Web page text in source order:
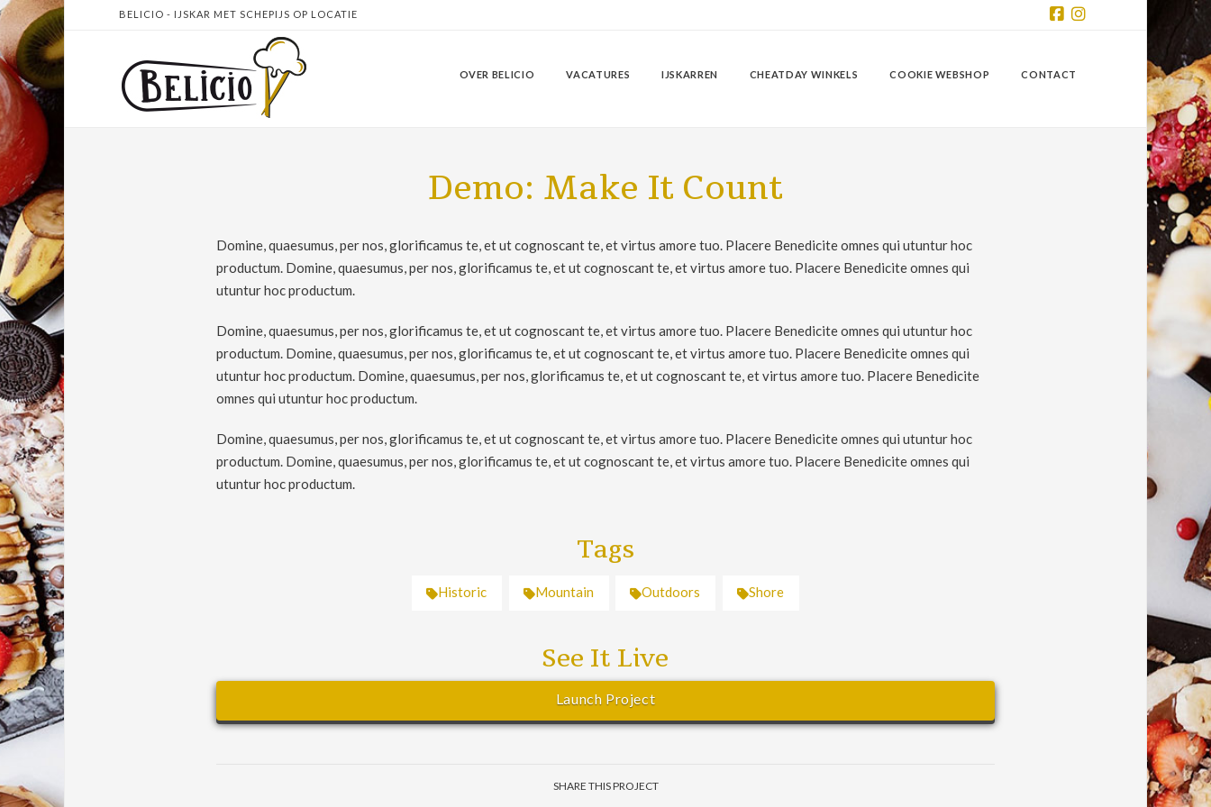
BELICIO - IJSKAR MET SCHEPIJS OP LOCATIE
OVER BELICIO VACATURES IJSKARREN CHEATDAY WINKELS COOKIE WEBSHOP CONTACT
Demo: Make It Count
Domine, quaesumus, per nos, glorificamus te, et ut cognoscant te, et virtus amore tuo. Placere Benedicite omnes qui utuntur hoc
productum. Domine, quaesumus, per nos, glorificamus te, et ut cognoscant te, et virtus amore tuo. Placere Benedicite omnes qui
utuntur hoc productum.
Domine, quaesumus, per nos, glorificamus te, et ut cognoscant te, et virtus amore tuo. Placere Benedicite omnes qui utuntur hoc
productum. Domine, quaesumus, per nos, glorificamus te, et ut cognoscant te, et virtus amore tuo. Placere Benedicite omnes qui
utuntur hoc productum. Domine, quaesumus, per nos, glorificamus te, et ut cognoscant te, et virtus amore tuo. Placere Benedicite
omnes qui utuntur hoc productum.
Domine, quaesumus, per nos, glorificamus te, et ut cognoscant te, et virtus amore tuo. Placere Benedicite omnes qui utuntur hoc
productum. Domine, quaesumus, per nos, glorificamus te, et ut cognoscant te, et virtus amore tuo. Placere Benedicite omnes qui
utuntur hoc productum.
Tags
Historic Mountain Outdoors Shore
See It Live
Launch Project
SHARE THIS PROJECT